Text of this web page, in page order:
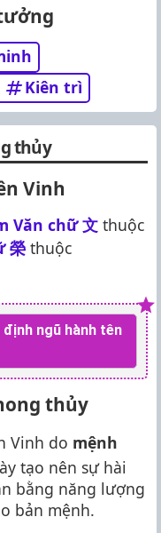
Kiên trì
thủy
Vinh
Văn chữ文 thuộc
榮 thuộc
ngũ hành tên
thủy
Vinh do mệnh
tạo nên sự hài
bằng năng lượng
bản mệnh.